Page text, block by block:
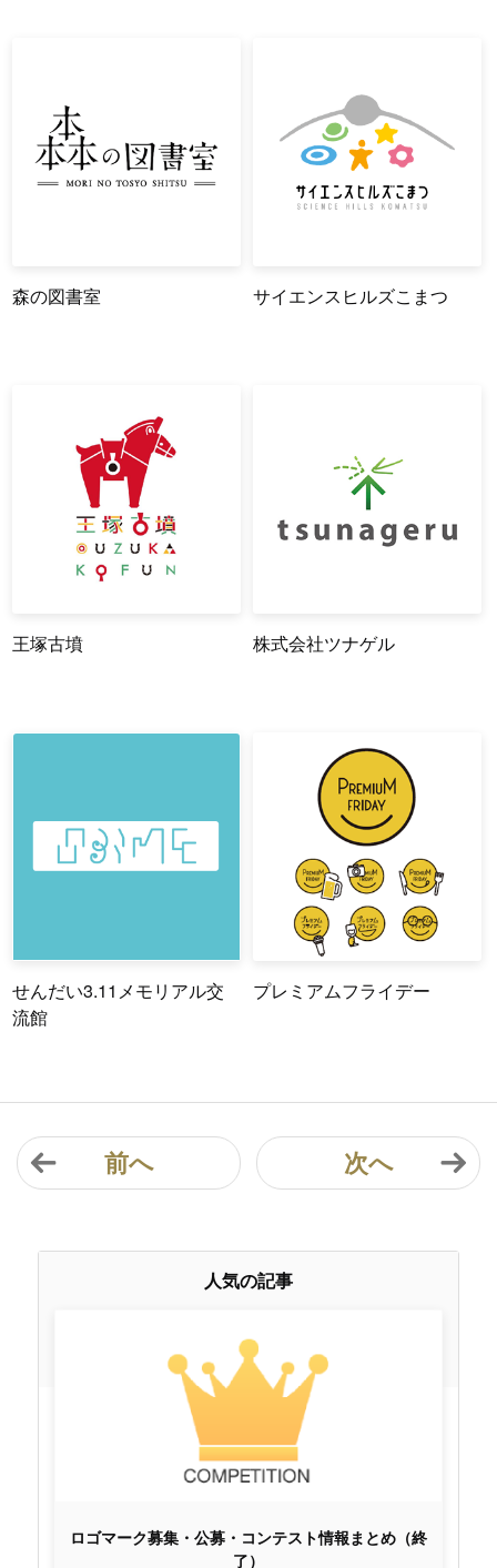
森の図書室 サイエンスヒルズこまつ
王塚古墳 株式会社ツナゲル
せんだい3.11メモリアル交
流館
プレミアムフライデー
前へ 次へ
人気の記事
ロゴマーク募集・公募・コンテスト情報まとめ（終
了）